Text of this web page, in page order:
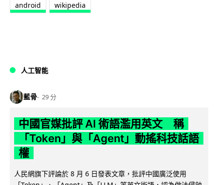
android wikipedia
人工智能
藍骨 29 分
中國官媒批評 AI 術語濫用英文 稱
「Token」與「Agent」動搖科技話語
權
人民網旗下評論於 8 月 6 日發表文章，批評中國廣泛使用